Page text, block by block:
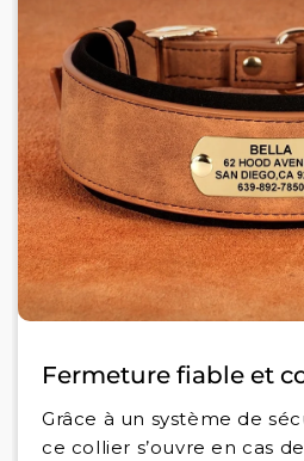
Fermeture fiable et
Grâce à un système de
ce collier s’ouvre en cas